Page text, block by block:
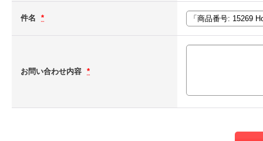
件名 *
お問い合わせ内容 *